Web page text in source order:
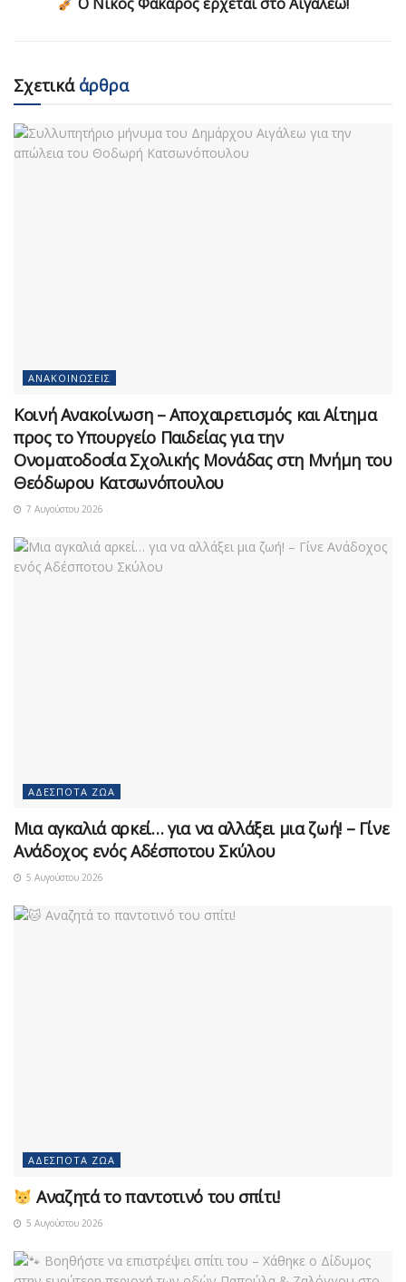
Σχετικάάρθρα
ΑΝΑΚΟΙΝΏΣΕΙΣ
Κοινή Ανακοίνωση – Αποχαιρετισμός και Αίτημα
προς το Υπουργείο Παιδείας για την
Ονοματοδοσία Σχολικής Μονάδας στη Μνήμη του
Θεόδωρου Κατσωνόπουλου
7 Αυγούστου 2026
ΑΔΈΣΠΟΤΑ ΖΏΑ
Μια αγκαλιά αρκεί… για να αλλάξει μια ζωή! – Γίνε
Ανάδοχος ενός Αδέσποτου Σκύλου
5 Αυγούστου 2026
ΑΔΈΣΠΟΤΑ ΖΏΑ
Αναζητά το παντοτινό του σπίτι!
5 Αυγούστου 2026